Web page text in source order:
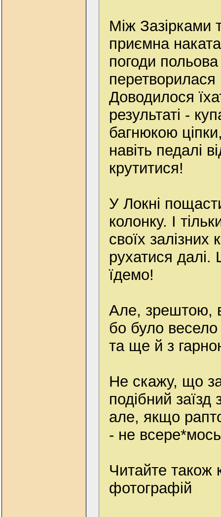
Між Зазірками
приємна
погоди
перетворилася
Доводилося
результаті -
багнюкою
навіть педалі
крутитися!
У Локні
колонку. І
своїх
рухатися далі.
їдемо!
Але, зрештою, в
бо було
та ще й з
Не скажу, що
подібний заїзд
але, якщо
- не
Читайте також
фотографій